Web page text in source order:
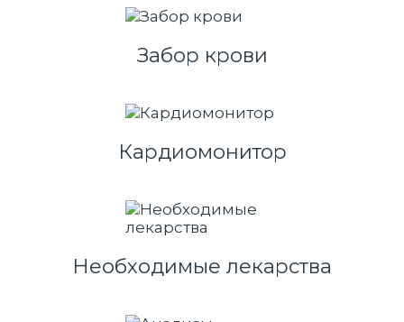
Забор крови
Кардиомонитор
Необходимые лекарства